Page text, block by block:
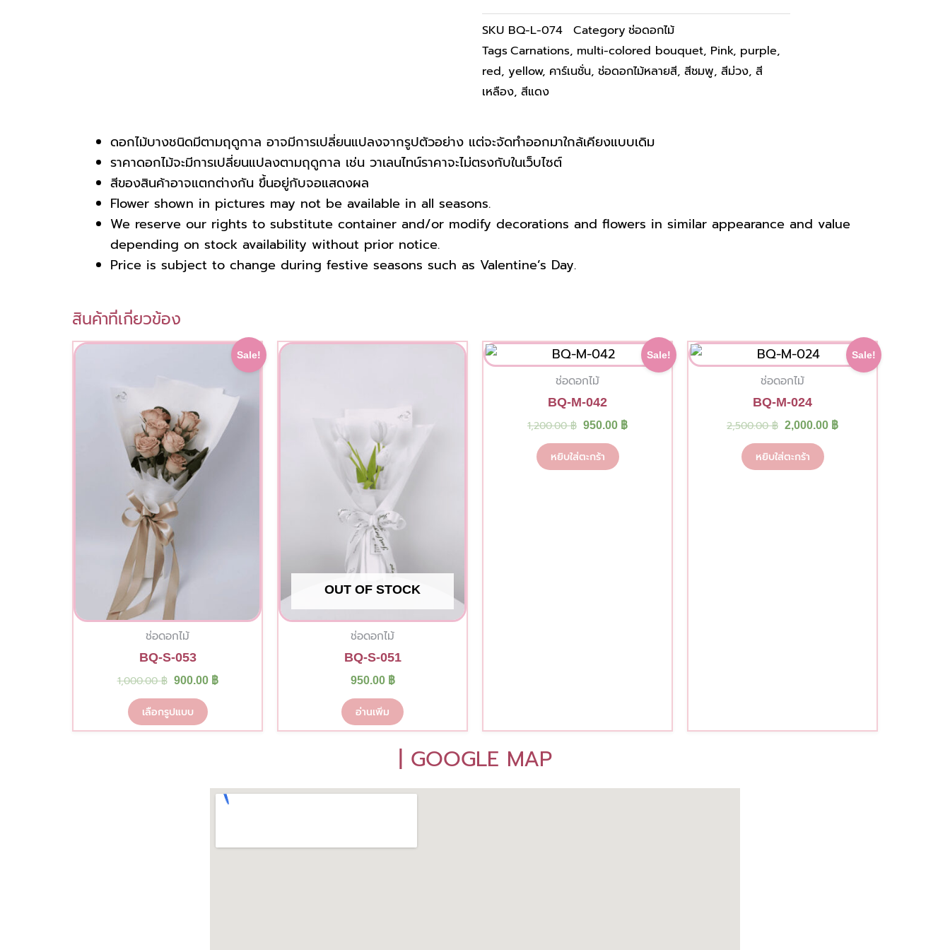
SKU BQ-L-074 Category ช่อดอกไม้
TagsCarnations, multi-colored bouquet, Pink, purple,
red, yellow, คาร์เนชั่น, ช่อดอกไม้หลายสี, สีชมพู, สีม่วง, สี
เหลือง, สีแดง
ดอกไม้บางชนิดมีตามฤดูกาล อาจมีการเปลี่ยนแปลงจากรูปตัวอย่าง แต่จะจัดทำออกมาใกล้เคียงแบบเดิม
ราคาดอกไม้จะมีการเปลี่ยนแปลงตามฤดูกาล เช่น วาเลนไทน์ราคาจะไม่ตรงกับในเว็บไซต์
สีของสินค้าอาจแตกต่างกัน ขึ้นอยู่กับจอแสดงผล
Flower shown in pictures may not be available in all seasons.
We reserve our rights to substitute container and/or modify decorations and flowers in similar appearance and value
depending on stock availability without prior notice.
Price is subject to change during festive seasons such as Valentine’s Day.
สินค้าที่เกี่ยวข้อง
Sale!
ช่อดอกไม้
BQ-S-053
1,000.00฿
Original
1,000.00 ฿.
900.00 ฿
Current
price
900.00 ฿.
เลือกรูปแบบ
This
product
has
multiple
variants.
The
page
OUT OF STOCK
ช่อดอกไม้
BQ-S-051
950.00 ฿
อ่านเพิ่ม
Sale!
ช่อดอกไม้
BQ-M-042
1,200.00฿
Original
price
was:
950.00 ฿
Current
price
หยิบใส่ตะกร้า
Sale!
ช่อดอกไม้
BQ-M-024
2,500.00฿
Original
price
was:
2,000.00 ฿
Current
price
หยิบใส่ตะกร้า
| GOOGLE MAP